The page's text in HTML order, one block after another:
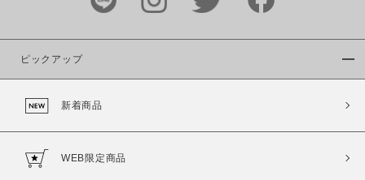
カラー
ピックアップ
新着商品
WEB限定商品